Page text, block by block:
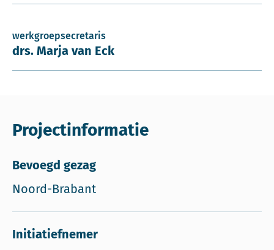
werkgroepsecretaris
drs. Marja van Eck
Projectinformatie
Bevoegd gezag
Noord-Brabant
Initiatiefnemer